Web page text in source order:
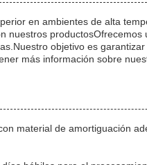
en ambientes de alta
objetivo es
más información sobre
material de amortiguación